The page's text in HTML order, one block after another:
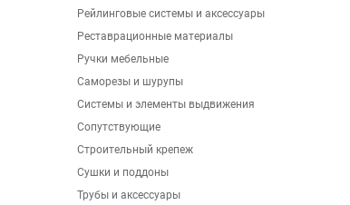
Рейлинговые системы и аксессуары
Реставрационные материалы
Ручки мебельные
Саморезы и шурупы
Системы и элементы выдвижения
Сопутствующие
Строительный крепеж
Сушки и поддоны
Трубы и аксессуары